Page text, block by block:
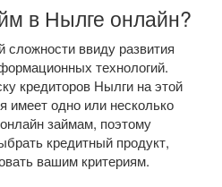
в Нылге онлайн?
сложности ввиду развития
технологий.
кредиторов Нылги на этой
имеет одно или несколько
займам, поэтому
кредитный продукт,
вашим критериям.